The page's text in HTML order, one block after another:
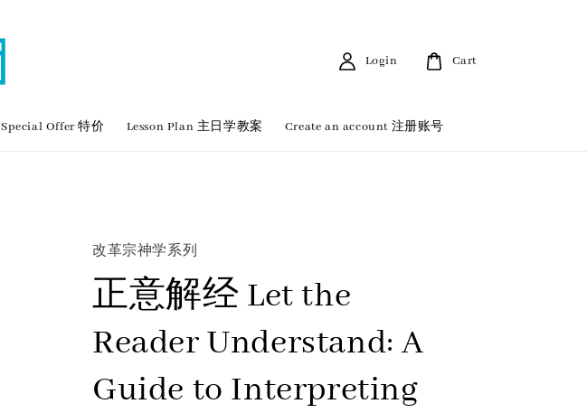
Special Offer 特价 Lesson Plan 主日学教案 Create an account 注册账号
Login Cart
改革宗神学系列
正意解经 Let the
Reader Understand: A
Guide to Interpreting